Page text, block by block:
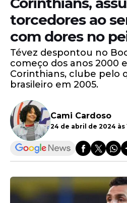
torcedores ao
com dores no
Tévez despontou no
começo dos anos 2000
Corinthians, clube pelo
brasileiro em 2005.
Cami Cardoso
24 de abril de 2024 às